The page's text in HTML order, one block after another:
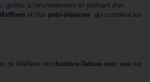
goûtez à l'enchantement en profitant d'un
et d'un petit-déjeuner qui comblera les
de Maffliers en chambre Deluxe avec vue sur